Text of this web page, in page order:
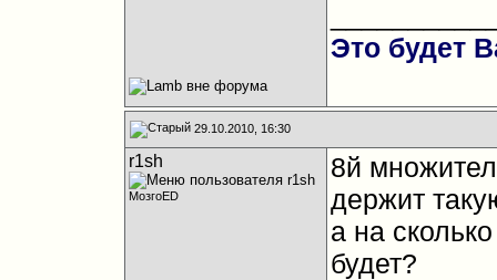
Это будет
29.10.2010, 16:30
r1sh
МозгоED
8й
держит
а на
будет?